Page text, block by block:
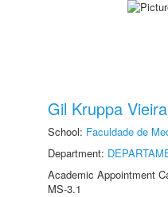
Gil Kruppa Vieira
School: Faculdade de
Department:
Academic Appointment
MS-3.1